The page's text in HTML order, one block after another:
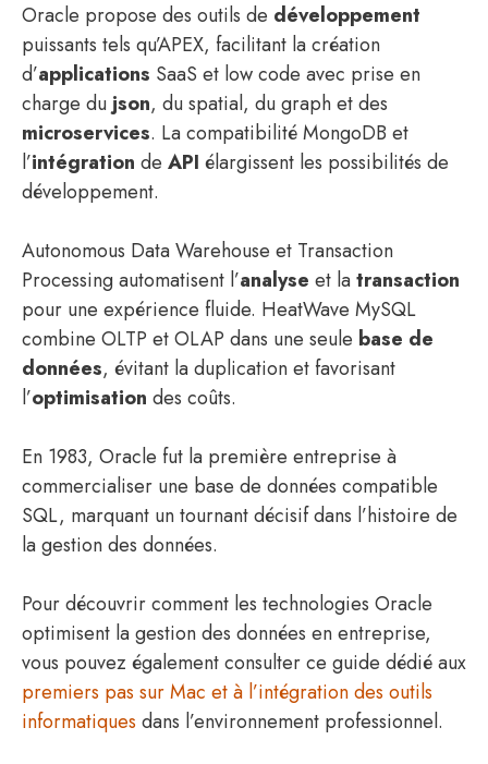
Oracle propose des outils de développement
puissants tels qu’APEX, facilitant la création
d’applications SaaS et low code avec prise en
charge du json, du spatial, du graph et des
microservices. La compatibilité MongoDB et
l’intégration de API élargissent les possibilités de
développement.
Autonomous Data Warehouse et Transaction
Processing automatisent l’analyse et latransaction
pour une expérience fluide. HeatWave MySQL
combine OLTP et OLAP dans une seule base de
données, évitant la duplication et favorisant
l’optimisation des coûts.
En 1983, Oracle fut la première entreprise à
commercialiser une base de données compatible
SQL, marquant un tournant décisif dans l’histoire de
la gestion des données.
Pour découvrir comment les technologies Oracle
optimisent la gestion des données en entreprise,
vous pouvez également consulter ce guide dédié aux
premiers pas sur Mac et à l’intégration des outils
informatiques dans l’environnement professionnel.